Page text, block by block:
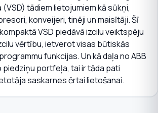
tādiem lietojumiem kā sūkņi,
konveijeri, tinēji un maisītāji. Šī
VSD piedāvā izcilu veiktspēju
vērtību, ietverot visas būtiskās
funkcijas. Un kā daļa no ABB
portfeļa, tai ir tāda pati
saskarnes ērtai lietošanai.